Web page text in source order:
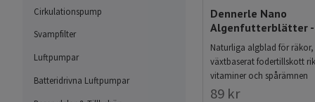
Cirkulationspump
Svampfilter
Luftpumpar
Batteridrivna Luftpumpar
kalcium, främjar en
eftersom de
Olika typer av
Det finns flera olika
Dennerle Nano
Algenfutterblätter -
Naturliga algblad för räkor,
växtbaserat fodertillskott
vitaminer och spårämnen
89 kr